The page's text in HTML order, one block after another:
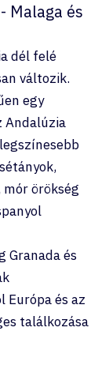
Malaga és
dél felé
változik.
egy
Andalúzia
örökség
Granada és
Európa és az
találkozása